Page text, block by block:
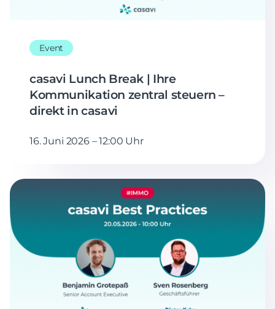
Event
casavi Lunch Break | Ihre
Kommunikation zentral steuern –
direkt in casavi
16. Juni 2026 – 12:00 Uhr